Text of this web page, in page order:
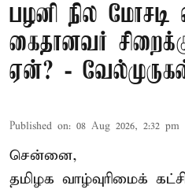
பழனி நில மோசடி
கைதானவர்
ஏன்? -
Published on: 08 Aug 2026, 2:32 pm
சென்னை,
தமிழக வாழ்வுரிமைக்